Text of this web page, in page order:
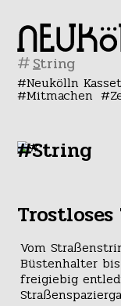
#
Neukölln
Mitmachen
#String
Vom
Büstenhalter
freigiebig